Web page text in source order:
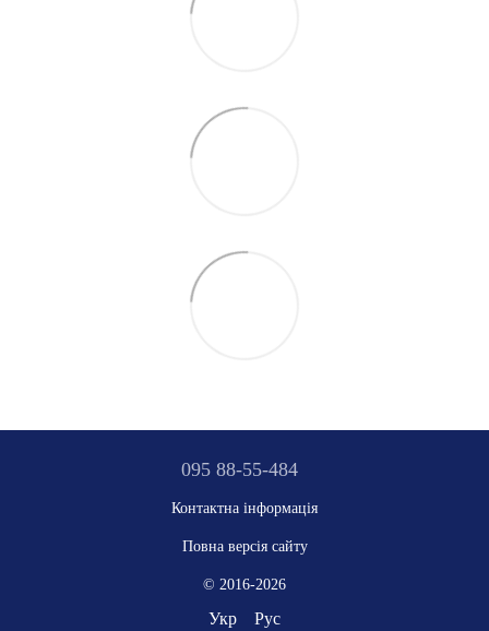
095 88-55-484
Контактна інформація
Повна версія сайту
© 2016-2026
Укр Рус